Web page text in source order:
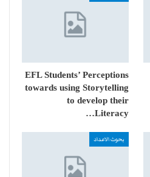
EFL Students’ Perceptions
towards using Storytelling
to develop their
Literacy…
بحوث الاعداد